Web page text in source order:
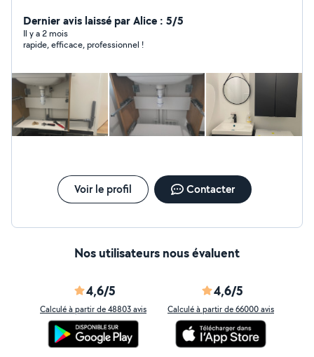
AUTO , APPELER MOI OU SMS MEME POUR DES
CONSEILS OU UNE QUESTION OU UN DEPANNAGE
TELEPHONIQUE SI JE PEUX VOUS AIDER A DISTANCE
c est que allovoisin me bloque vos messages au niveau
abonnement payant ME CONTACTER PAR SMS TEL JE
REPONDERAI Secteur de l'Ile-de-France (travail sur paris
en semaine ) je propose mes services en plomberie(
passage furet électrique ou installations), dépannage
portail électrique ou manuel; serrurerie dépannage
électroménager (lave linge etc) mais aussi mécanique
voiture diagnostique ttes marques voitures
Dernier avis laissé par Alice : 5/5
Il y a 2 mois
rapide, efficace, professionnel !
Voir le profil Contacter
Nos utilisateurs nous évaluent
4,6/5
Calculé à partir de 48803 avis
4,6/5
Calculé à partir de 66000 avis